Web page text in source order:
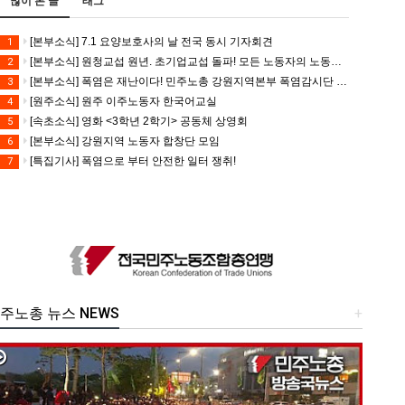
1 [본부소식] 7.1 요양보호사의 날 전국 동시 기자회견
2 [본부소식] 원청교섭 원년. 초기업교섭 돌파! 모든 노동자의 노동기본권 쟁취! 민주노총 7.15 총파업대회
3 [본부소식] 폭염은 재난이다! 민주노총 강원지역본부 폭염감시단 선포 기자회견
4 [원주소식] 원주 이주노동자 한국어교실
5 [속초소식] 영화 <3학년 2학기> 공동체 상영회
6 [본부소식] 강원지역 노동자 합창단 모임
7 [특집기사] 폭염으로 부터 안전한 일터 쟁취!
+
노총 뉴스 NEWS